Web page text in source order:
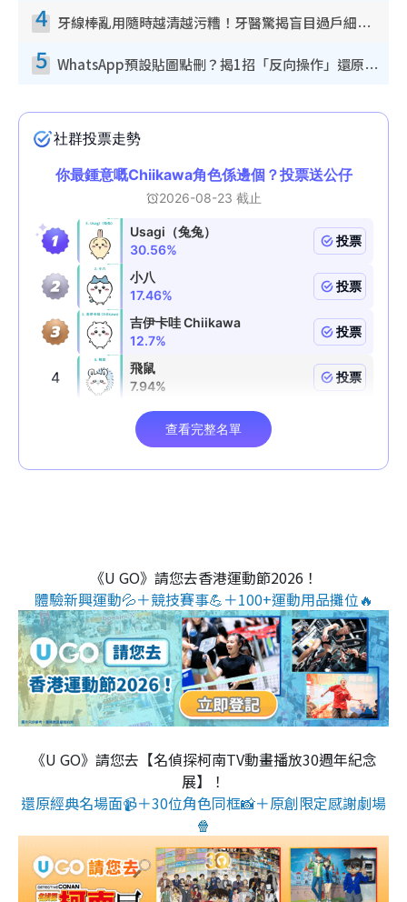
4 牙線棒亂用隨時越清越污糟！牙醫驚揭盲目過戶細菌恐致蛀牙：呢種先係日常真保養
5 WhatsApp預設貼圖點刪？揭1招「反向操作」還原簡潔介面 附3步實測教學
《U GO》請您去香港運動節2026！
體驗新興運動💦＋競技賽事💪＋100+運動用品攤位🔥
《U GO》請您去【名偵探柯南TV動畫播放30週年紀念
展】！
還原經典名場面📹＋30位角色同框📸＋原創限定感謝劇場
🍿